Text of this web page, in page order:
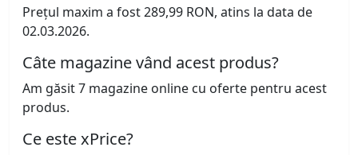
Prețul maxim a fost 289,99 RON, atins la data de
02.03.2026.
Câte magazine vând acest produs?
Am găsit 7 magazine online cu oferte pentru acest
produs.
Ce este xPrice?